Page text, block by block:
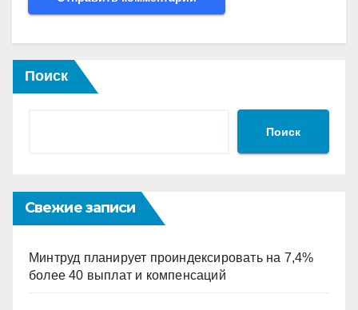
Поиск
Поиск
Свежие записи
Минтруд планирует проиндексировать на 7,4%
более 40 выплат и компенсаций